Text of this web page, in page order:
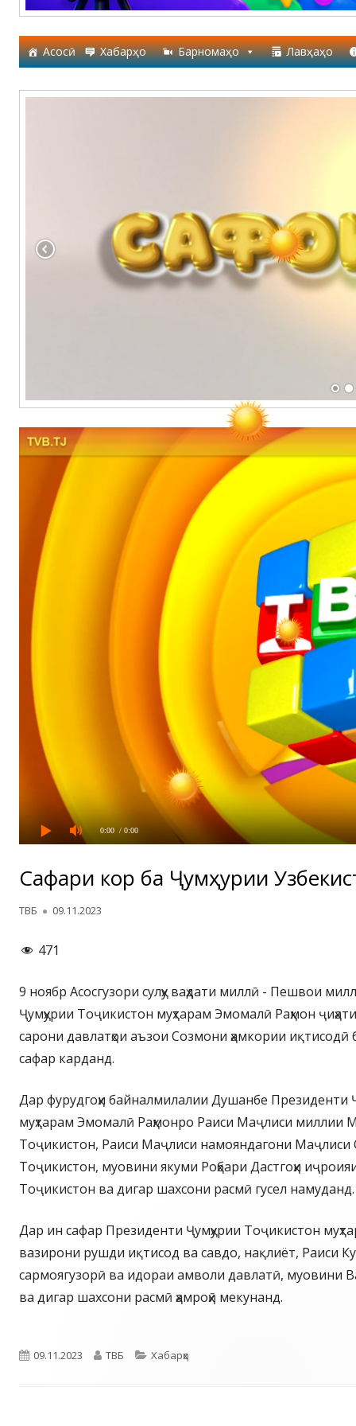
Асосӣ Хабарҳо Барномаҳо Лавҳаҳо
0:00 / 0:00
Сафари корӣ ба Ҷумҳурии
Автор
ТВБ Опубликовано
09.11.2023
471
9 ноябр Асосгузори сулҳу ваҳдати миллӣ - Пешвои
Ҷумҳурии Тоҷикистон муҳтарам Эмомалӣ Раҳмон
сарони давлатҳои аъзои Созмони ҳамкории иқтисодӣ
сафар карданд.
Дар фурудгоҳи байналмилалии Душанбе Президенти
муҳтарам Эмомалӣ Раҳмонро Раиси Маҷлиси миллии
Тоҷикистон, Раиси Маҷлиси намояндагони Маҷлиси
Тоҷикистон, муовини якуми Роҳбари Дастгоҳи
Тоҷикистон ва дигар шахсони расмӣ гусел намуданд.
Дар ин сафар Президенти Ҷумҳурии Тоҷикистон
вазирони рушди иқтисод ва савдо, нақлиёт, Раиси
сармоягузорӣ ва идораи амволи давлатӣ, муовини
ва дигар шахсони расмӣ ҳамроҳӣ мекунанд.
Опубликовано
09.11.2023 Автор
ТВБ Рубрики
Хабарҳо